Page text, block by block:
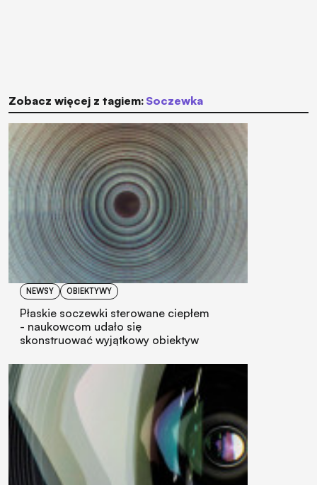
Zobacz więcej z tagiem: soczewka
NEWSY OBIEKTYWY
Płaskie soczewki sterowane ciepłem
- naukowcom udało się
skonstruować wyjątkowy obiektyw